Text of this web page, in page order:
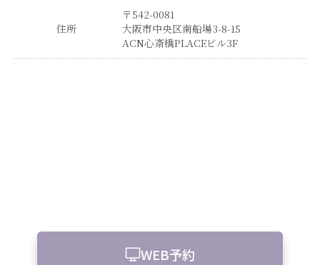
住所
〒542-0081
大阪市中央区南船場3-8-15
ACN心斎橋PLACEビル3F
WEB予約